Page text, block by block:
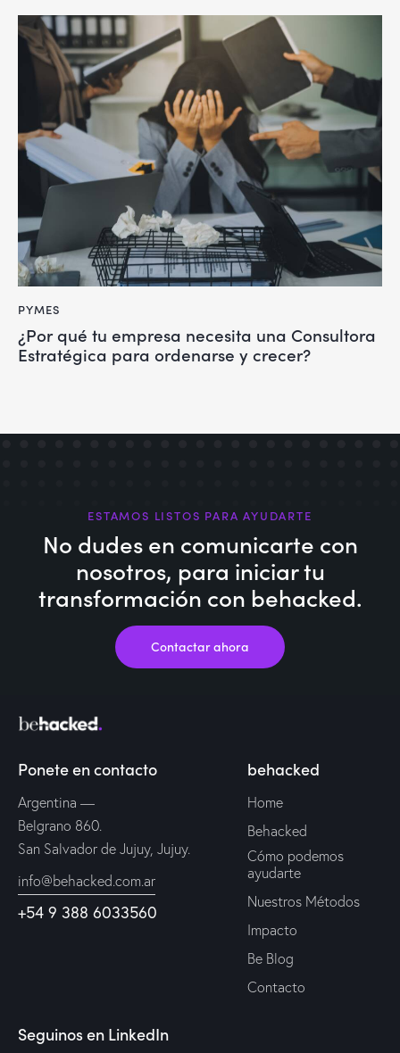
PYMES
¿Por qué tu empresa necesita una Consultora
Estratégica para ordenarse y crecer?
ESTAMOS LISTOS PARA AYUDARTE
No dudes en comunicarte con
nosotros, para iniciar tu
transformación con behacked.
Contactar ahora
Ponete en contacto
Argentina —
Belgrano 860.
San Salvador de Jujuy, Jujuy.
info@behacked.com.ar
+54 9 388 6033560
behacked
Home
Behacked
Cómo podemos
ayudarte
Nuestros Métodos
Impacto
Be Blog
Contacto
Seguinos en LinkedIn